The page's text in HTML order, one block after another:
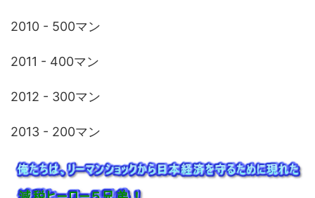
2010 - 500マン
2011 - 400マン
2012 - 300マン
2013 - 200マン